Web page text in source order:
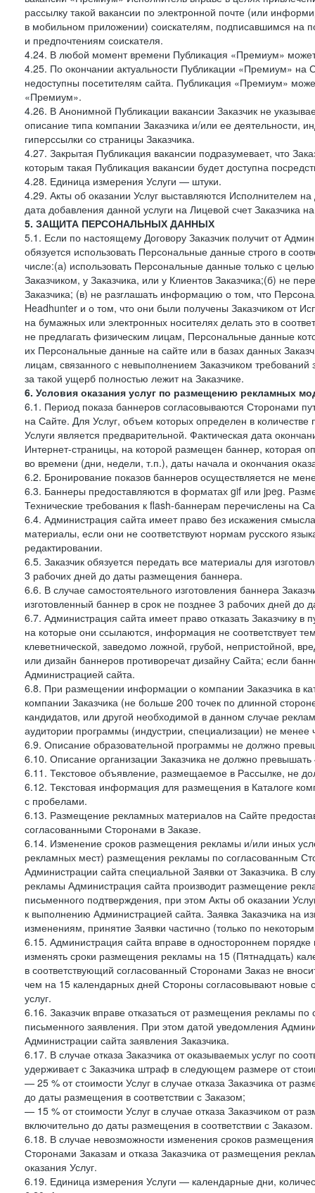
рассылку такой вакансии по электронной почте (или
в мобильном приложении) соискателям, подписавшимся на
и предпочтениям соискателя.
4.24. В любой момент времени Публикация «Премиум»
4.25. По окончании актуальности Публикации «Премиум»
недоступны посетителям сайта. Публикация «Премиум»
«Премиум».
4.26. В Анонимной Публикации вакансии Заказчик не
описание типа компании Заказчика и/или ее деятельности,
гиперссылки со страницы Заказчика.
4.27. Закрытая Публикация вакансии подразумевает, что
которым такая Публикация вакансии будет доступна
4.28. Единица измерения Услуги — штуки.
4.29. Акты об оказании Услуг выставляются Исполнителем
дата добавления данной услуги на Лицевой счет Заказчика
5. ЗАЩИТА ПЕРСОНАЛЬНЫХ ДАННЫХ
5.1. Если по настоящему Договору Заказчик получит от
обязуется использовать Персональные данные строго в
числе:(а) использовать Персональные данные только с
Заказчиком, у Заказчика, или у Клиентов Заказчика;(б) не
Заказчика; (в) не разглашать информацию о том, что
Headhunter и о том, что они были получены Заказчиком от
на бумажных или электронных носителях делать это в
не предлагать физическим лицам, Персональные данные
их Персональные данные на сайте или в базах данных
лицам, связанного с невыполнением Заказчиком
за такой ущерб полностью лежит на Заказчике.
6. Условия оказания услуг по размещению рекламных
6.1. Период показа баннеров согласовываются Сторонами
на Сайте. Для Услуг, объем которых определен в количестве
Услуги является предварительной. Фактическая дата
Интернет-страницы, на которой размещен баннер, которая
во времени (дни, недели, т.п.), даты начала и окончания
6.2. Бронирование показов баннеров осуществляется не
6.3. Баннеры предоставляются в форматах gif или jpeg.
Технические требования к flash-баннерам перечислены на
6.4. Администрация сайта имеет право без искажения
материалы, если они не соответствуют нормам русского
редактировании.
6.5. Заказчик обязуется передать все материалы для
3 рабочих дней до даты размещения баннера.
6.6. В случае самостоятельного изготовления баннера
изготовленный баннер в срок не позднее 3 рабочих дней до
6.7. Администрация сайта имеет право отказать Заказчику
на которые они ссылаются, информация не соответствует
клеветнической, заведомо ложной, грубой, непристойной,
или дизайн баннеров противоречат дизайну Сайта; если
Администрацией сайта.
6.8. При размещении информации о компании Заказчика в
компании Заказчика (не больше 200 точек по длинной
кандидатов, или другой необходимой в данном случае
аудитории программы (индустрии, специализации) не
6.9. Описание образовательной программы не должно
6.10. Описание организации Заказчика не должно
6.11. Текстовое объявление, размещаемое в Рассылке, не
6.12. Текстовая информация для размещения в Каталоге
с пробелами.
6.13. Размещение рекламных материалов на Сайте
согласованными Сторонами в Заказе.
6.14. Изменение сроков размещения рекламы и/или иных
рекламных мест) размещения рекламы по согласованным
Администрации сайта специальной Заявки от Заказчика. В
рекламы Администрация сайта производит размещение
письменного подтверждения, при этом Акты об оказании
к выполнению Администрацией сайта. Заявка Заказчика на
изменениям, принятие Заявки частично (только по
6.15. Администрация сайта вправе в одностороннем
изменять сроки размещения рекламы на 15 (Пятнадцать)
в соответствующий согласованный Сторонами Заказ не
чем на 15 календарных дней Стороны согласовывают новые
услуг.
6.16. Заказчик вправе отказаться от размещения рекламы
письменного заявления. При этом датой уведомления
Администрации сайта заявления Заказчика.
6.17. В случае отказа Заказчика от оказываемых услуг по
удерживает с Заказчика штраф в следующем размере от
— 25 % от стоимости Услуг в случае отказа Заказчика от
до даты размещения в соответствии с Заказом;
— 15 % от стоимости Услуг в случае отказа Заказчиком от
включительно до даты размещения в соответствии с Заказом.
6.18. В случае невозможности изменения сроков
Сторонами Заказам и отказа Заказчика от размещения
оказания Услуг.
6.19. Единица измерения Услуги — календарные дни,